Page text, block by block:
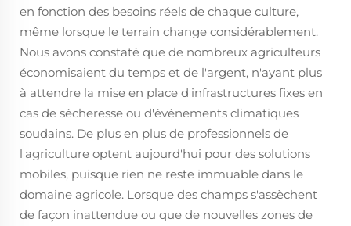
en fonction des besoins réels de chaque culture,
même lorsque le terrain change considérablement.
Nous avons constaté que de nombreux agriculteurs
économisaient du temps et de l'argent, n'ayant plus
à attendre la mise en place d'infrastructures fixes en
cas de sécheresse ou d'événements climatiques
soudains. De plus en plus de professionnels de
l'agriculture optent aujourd'hui pour des solutions
mobiles, puisque rien ne reste immuable dans le
domaine agricole. Lorsque des champs s'assèchent
de façon inattendue ou que de nouvelles zones de